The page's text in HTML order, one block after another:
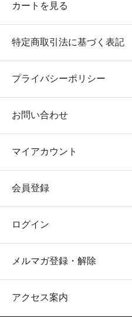
カートを見る
特定商取引法に基づく表記
プライバシーポリシー
お問い合わせ
マイアカウント
会員登録
ログイン
メルマガ登録・解除
アクセス案内